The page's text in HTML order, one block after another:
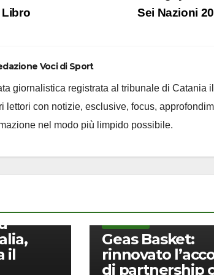
Sei Nazioni
Libro
Voci di Sport
giornalistica registrata al tribunale di Catania
lettori con notizie, esclusive, focus,
nel modo più limpido possibile.
è la
il
Geas Basket:
rinnovato
di partnership